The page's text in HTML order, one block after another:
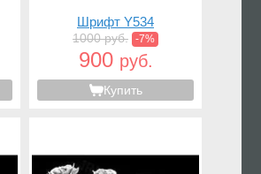
Шрифт Y534
1000 руб. -7%
900 руб.
Купить